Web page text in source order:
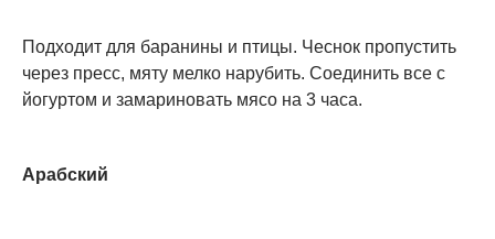
Подходит для баранины и птицы. Чеснок пропустить
через пресс, мяту мелко нарубить. Соединить все с
йогуртом и замариновать мясо на 3 часа.
Арабский